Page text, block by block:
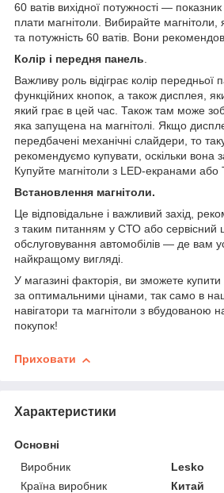
60 ватів вихідної потужності — показник
плати магнітоли. Вибирайте магнітоли,
та потужність 60 ватів. Вони
Колір і передня панель.
Важливу роль відіграє колір передньої
функційних кнопок, а також дисплея,
який грає в цей час. Також там може
яка запущена на магнітолі. Якщо
передбачені механічні слайдери, то
рекомендуємо купувати, оскільки вона
Купуйте магнітоли з LED-екранами
Встановлення магнітоли.
Це відповідальне і важливий захід,
з таким питанням у СТО або сервісний
обслуговування автомобілів — де вам
найкращому вигляді.
У магазині факторія, ви зможете купити
за оптимальними цінами, так само в
навігатори та магнітоли з вбудованою
покупок!
Приховати
Характеристики
Основні
Виробник
Lesko
Країна виробник
Китай